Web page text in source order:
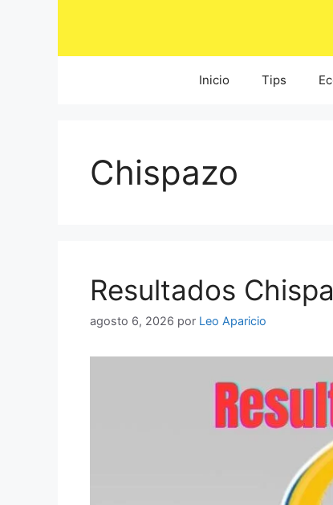
Inicio Tips
Chispazo
Resultados
agosto 6, 2026 por Leo Aparicio